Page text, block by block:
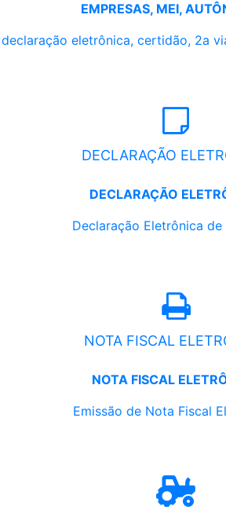
EMPRESAS, MEI,
eletrônica, certidão, 2a
DECLARAÇÃO
DECLARAÇÃO
Declaração Eletrônica de
NOTA FISCAL
NOTA FISCAL
Emissão de Nota Fiscal